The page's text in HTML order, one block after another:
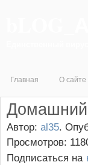
Главная О сайте
Домашний
Автор: al35.
Просмотров:
Подписаться на